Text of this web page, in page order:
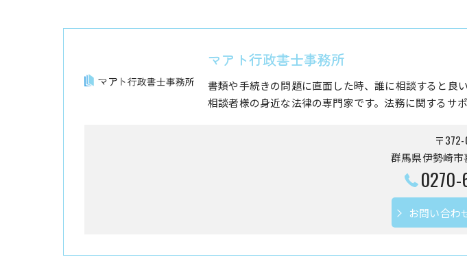
マアト行政書士事務所
書類や手続きの問題に直面した時、誰に相談すると良
相談者様の身近な法律の専門家です。法務に関するサ
〒
群馬県伊勢崎市
0270-
お問い合わ